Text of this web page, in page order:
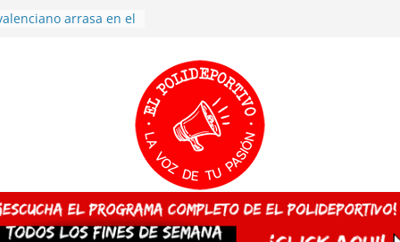
arrasa en el
más talento y
concluyen los
TRICV 2025-2026